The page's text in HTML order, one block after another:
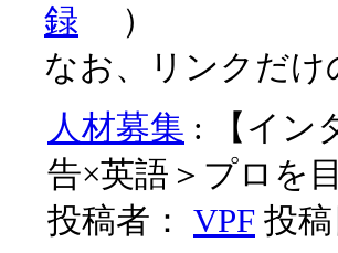
録 ）
なお、リンクだ
人材募集 : 【イン
告×英語＞プロを
投稿者： VPF 投